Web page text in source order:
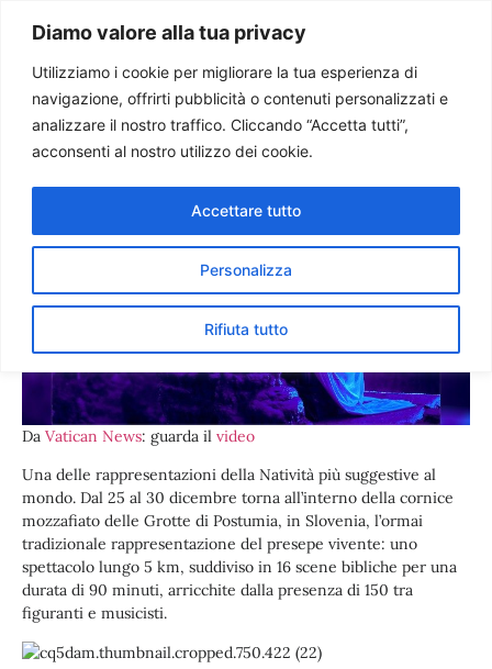
Diamo valore alla tua privacy
Utilizziamo i cookie per migliorare la tua esperienza di
navigazione, offrirti pubblicità o contenuti personalizzati e
analizzare il nostro traffico. Cliccando “Accetta tutti”,
acconsenti al nostro utilizzo dei cookie.
Personalizza
Rifiuta tutto
Accettare tutto
Paolo Ondarza
Il Presepe vivente nelle
Grotte di Postumia
Da Vatican News: guarda il video
Una delle rappresentazioni della Natività più suggestive al
mondo. Dal 25 al 30 dicembre torna all’interno della cornice
mozzafiato delle Grotte di Postumia, in Slovenia, l’ormai
tradizionale rappresentazione del presepe vivente: uno
spettacolo lungo 5 km, suddiviso in 16 scene bibliche per una
durata di 90 minuti, arricchite dalla presenza di 150 tra
figuranti e musicisti.